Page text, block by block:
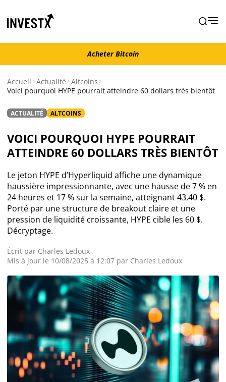
Acheter Bitcoin
Actualité Ethereum
Actualité Altcoins
Actualité NFT
Guides
Acheter Cryptomonnaies
Prédictions
Acheter Bitcoin
Accueil Actualité Altcoins
Voici pourquoi HYPE pourrait atteindre 60 dollars très bientôt
ACTUALITÉ ALTCOINS
VOICI POURQUOI HYPE POURRAIT
ATTEINDRE 60 DOLLARS TRÈS BIENTÔT
Le jeton HYPE d’Hyperliquid affiche une dynamique
haussière impressionnante, avec une hausse de 7 % en
24 heures et 17 % sur la semaine, atteignant 43,40 $.
Porté par une structure de breakout claire et une
pression de liquidité croissante, HYPE cible les 60 $.
Décryptage.
Écrit par Charles Ledoux
Mis à jour le 10/08/2025 à 12:07 par Charles Ledoux